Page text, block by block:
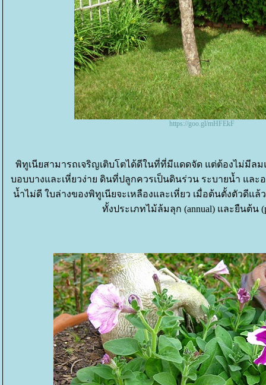
https://goo.gl/mHFEkF
พิทูเนียสามารถเจริญเติบโตได้ดีในที่ที่มีแดดจัด แต่ต้องไม่มีล
บอบบางและเหี่ยวง่าย ดินที่ปลูกควรเป็นดินร่วน ระบายน้ำ แล
น้ำไม่ดี ใบล่างของพิทูเนียจะเหลืองและเหี่ยว เมื่อต้นตั้งตัวดีแ
ทั้งประเภทไม้ล้มลุก (annual) และยืนต้น